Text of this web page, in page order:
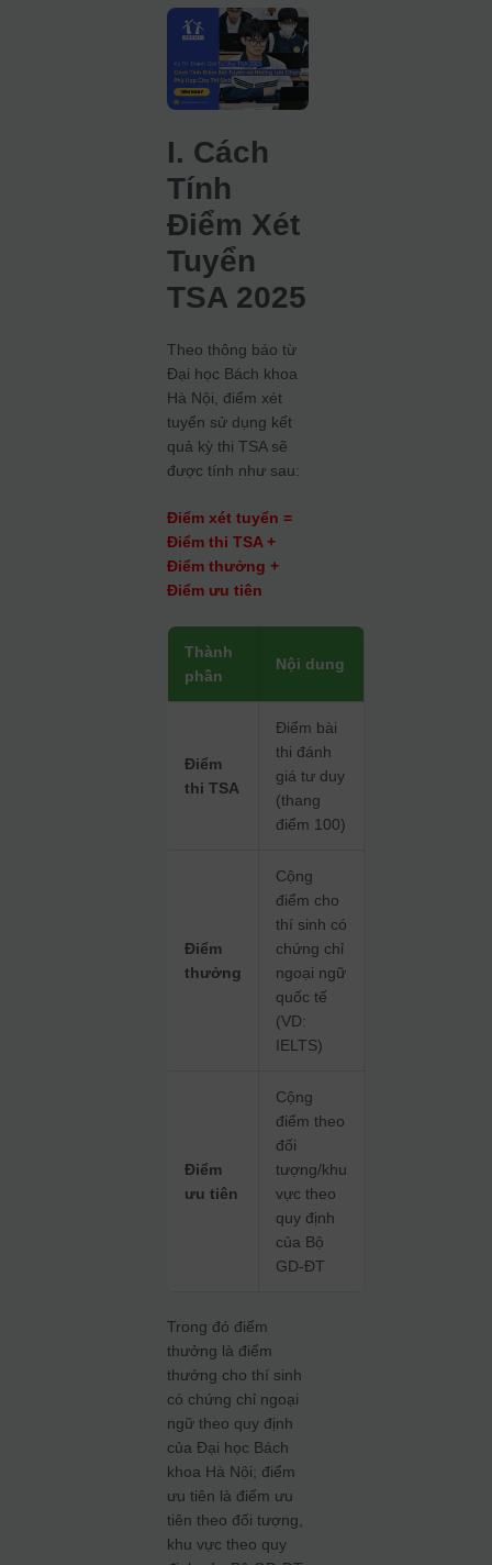
I. Cách
Tính
Điểm Xét
Tuyển
TSA 2025
Theo thông báo từ
Đại học Bách khoa
Hà Nội, điểm xét
tuyển sử dụng kết
quả kỳ thi TSA sẽ
được tính như sau:
Điểm xét tuyển =
Điểm thi TSA +
Điểm thưởng +
Điểm ưu tiên
Thành
phần
Nội dung
Điểm
thi TSA
Điểm bài
thi đánh
giá tư duy
(thang
điểm 100)
Điểm
thưởng
Cộng
điểm cho
thí sinh có
chứng chỉ
ngoại ngữ
quốc tế
(VD:
IELTS)
Điểm
ưu tiên
Cộng
điểm theo
đối
tượng/khu
vực theo
quy định
của Bộ
GD-ĐT
Trong đó điểm
thưởng là điểm
thưởng cho thí sinh
có chứng chỉ ngoại
ngữ theo quy định
của Đại học Bách
khoa Hà Nội; điểm
ưu tiên là điểm ưu
tiên theo đối tượng,
khu vực theo quy